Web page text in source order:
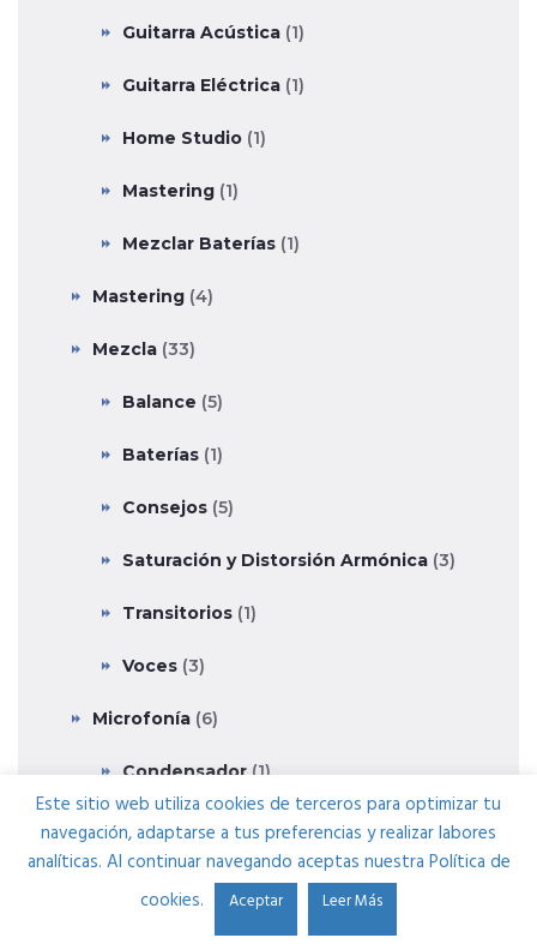
Guitarra Acústica (1)
Guitarra Eléctrica (1)
Home Studio (1)
Mastering (1)
Mezclar Baterías (1)
Mastering (4)
Mezcla (33)
Balance (5)
Baterías (1)
Consejos (5)
Saturación y Distorsión Armónica (3)
Transitorios (1)
Voces (3)
Microfonía (6)
Condensador(1)
Mobiliario(4)
Este sitio web utiliza cookies de terceros para optimizar tu
navegación, adaptarse a tus preferencias y realizar labores
analíticas. Al continuar navegando aceptas nuestra Política de
cookies.
Aceptar Leer Más